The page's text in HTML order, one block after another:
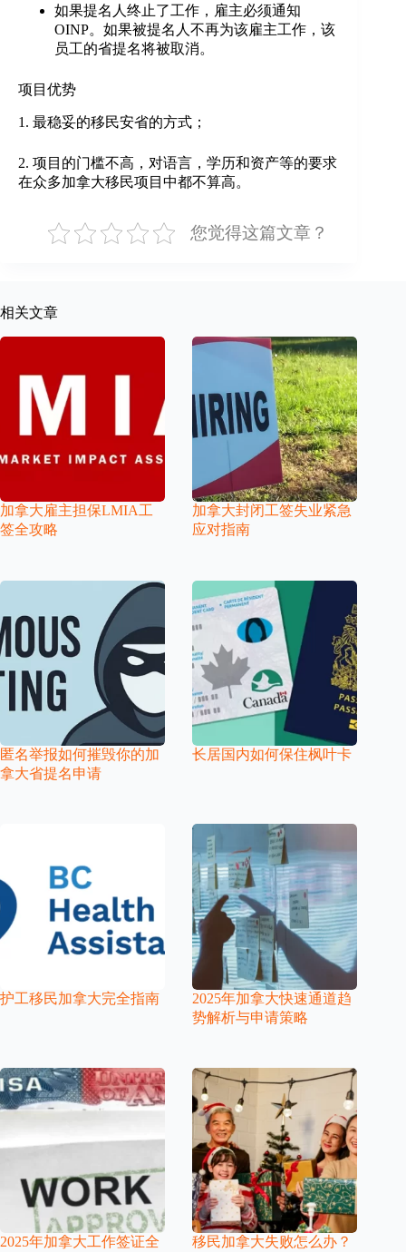
如果提名人终止了工作，雇主必须通知
OINP。如果被提名人不再为该雇主工作，该
员工的省提名将被取消。
项目优势
1. 最稳妥的移民安省的方式；
2. 项目的门槛不高，对语言，学历和资产等的要求
在众多加拿大移民项目中都不算高。
您觉得这篇文章？
相关文章
加拿大雇主担保LMIA工
签全攻略
加拿大封闭工签失业紧急
应对指南
匿名举报如何摧毁你的加
拿大省提名申请
长居国内如何保住枫叶卡
护工移民加拿大完全指南
2025年加拿大快速通道趋
势解析与申请策略
2025年加拿大工作签证全
移民加拿大失败怎么办？